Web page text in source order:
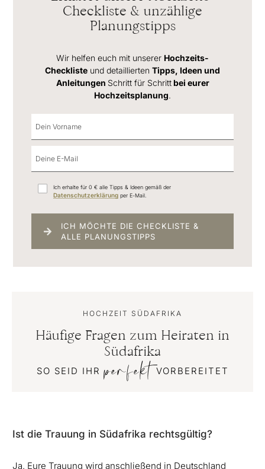
Checkliste & unzählige
Planungstipps
Wir helfen euch mit unserer Hochzeits-
Checkliste und detaillierten Tipps, Ideen und
Anleitungen Schritt für Schrittbei eurer
Hochzeitsplanung.
Ich erhalte für 0 € alle Tipps & Ideen gemäß der
Datenschutzerklärung per E-Mail.
ICH MÖCHTE DIE CHECKLISTE &
ALLE PLANUNGSTIPPS
HOCHZEIT SÜDAFRIKA
Häufige Fragen zum Heiraten in
Südafrika
SO SEID IHRperfekt VORBEREITET
Ist die Trauung in Südafrika rechtsgültig?
Ja. Eure Trauung wird anschließend in Deutschland